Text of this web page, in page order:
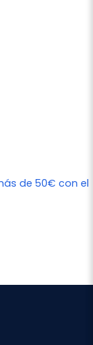
de 50€ con el